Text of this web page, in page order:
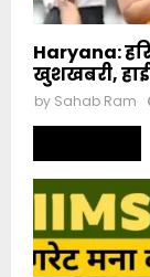
Haryana:
खुशखबरी,
by Sahab Ram